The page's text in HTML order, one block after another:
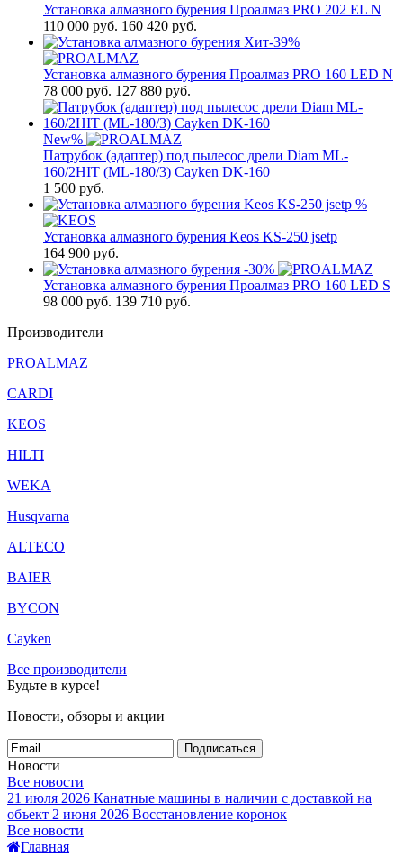
Установка алмазного бурения Проалмаз PRO 202 EL N
110 000 руб. 160 420 руб.
Хит-39%
Установка алмазного бурения Проалмаз PRO 160 LED N
78 000 руб. 127 880 руб.
New%
Патрубок (адаптер) под пылесос дрели Diam ML-
160/2HIT (ML-180/3) Cayken DK-160
1 500 руб.
%
Установка алмазного бурения Keos KS-250 jsetp
164 900 руб.
-30%
Установка алмазного бурения Проалмаз PRO 160 LED S
98 000 руб. 139 710 руб.
Производители
PROALMAZ
CARDI
KEOS
HILTI
WEKA
Husqvarna
ALTECO
BAIER
BYCON
Cayken
Все производители
Будьте в курсе!
Новости, обзоры и акции
Подписаться
Новости
Все новости
21 июля 2026 Канатные машины в наличии с доставкой на
объект 2 июня 2026 Восстановление коронок
Все новости
Главная